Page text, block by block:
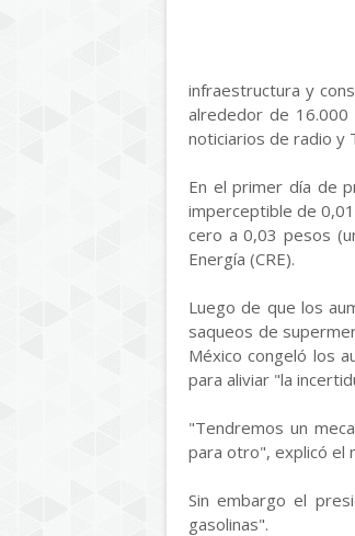
infraestructura y
alrededor de
noticiarios de radio y
En el primer día de
imperceptible de
cero a 0,03 pesos
Energía (CRE).
Luego de que los
saqueos de
México congeló los
para aliviar "la
"Tendremos un
para otro", explicó el
Sin embargo el
gasolinas".